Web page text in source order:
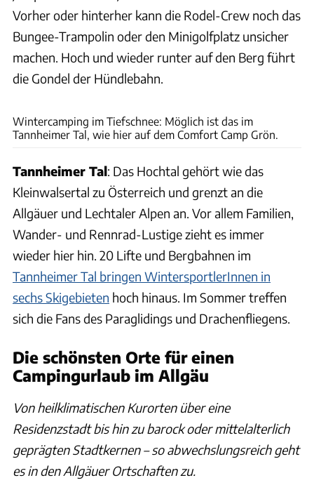
Vorher oder hinterher kann die Rodel-Crew noch das
Bungee-Trampolin oder den Minigolfplatz unsicher
machen. Hoch und wieder runter auf den Berg führt
die Gondel der Hündlebahn.
Wintercamping im Tiefschnee: Möglich ist das im
Tannheimer Tal, wie hier auf dem Comfort Camp Grön.
Tannheimer Tal: Das Hochtal gehört wie das
Kleinwalsertal zu Österreich und grenzt an die
Allgäuer und Lechtaler Alpen an. Vor allem Familien,
Wander- und Rennrad-Lustige zieht es immer
wieder hier hin. 20 Lifte und Bergbahnen im
Tannheimer Tal bringen WintersportlerInnen in
sechs Skigebieten hoch hinaus. Im Sommer treffen
sich die Fans des Paraglidings und Drachenfliegens.
Die schönsten Orte für einen
Campingurlaub im Allgäu
Von heilklimatischen Kurorten über eine
Residenzstadt bis hin zu barock oder mittelalterlich
geprägten Stadtkernen – so abwechslungsreich geht
es in den Allgäuer Ortschaften zu.